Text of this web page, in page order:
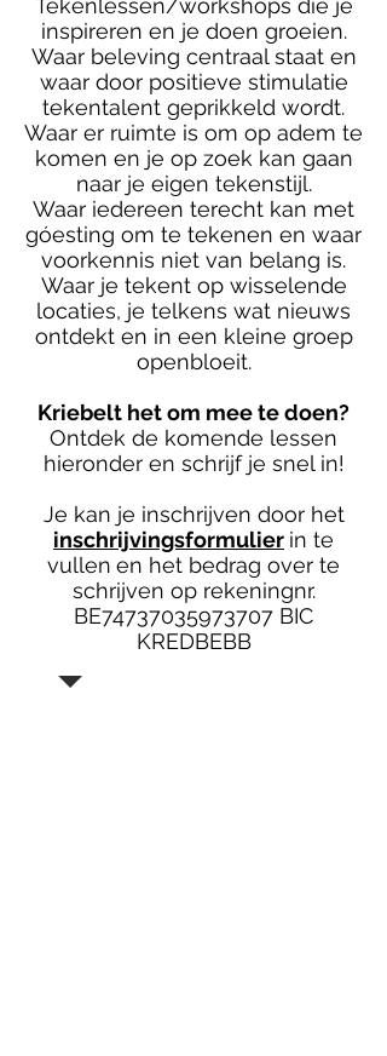
Tekenlessen/workshops die je
inspireren en je doen groeien.
Waar beleving centraal staat en
waar door positieve stimulatie
tekentalent geprikkeld wordt.
Waar er ruimte is om op adem te
komen en je op zoek kan gaan
naar je eigen tekenstijl.
Waar iedereen terecht kan met
góesting om te tekenen en waar
voorkennis niet van belang is.
Waar je tekent op wisselende
locaties, je telkens wat nieuws
ontdekt en in een kleine groep
openbloeit.
Kriebelt het om mee te doen?
Ontdek de komende lessen
hieronder en schrijf je snel in!
Je kan je inschrijven door het
inschrijvingsformulier in te
vullen en het bedrag over te
schrijven op rekeningnr.
BE74737035973707 BIC
KREDBEBB